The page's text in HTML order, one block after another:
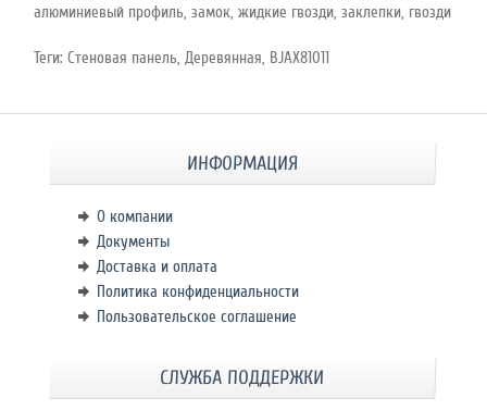
алюминиевый профиль, замок, жидкие гвозди, заклепки, гвозди
Теги:Стеновая панель,Деревянная, BJAX81011
ИНФОРМАЦИЯ
О компании
Документы
Доставка и оплата
Политика конфиденциальности
Пользовательское соглашение
СЛУЖБА ПОДДЕРЖКИ